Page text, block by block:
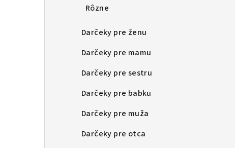
Rôzne
Darčeky pre ženu
Darčeky pre mamu
Darčeky pre sestru
Darčeky pre babku
Darčeky pre muža
Darčeky pre otca